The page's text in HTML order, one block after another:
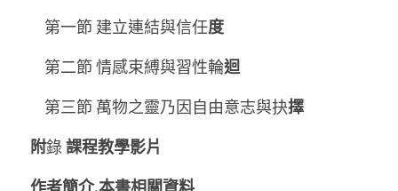
    第一節 建立連結與信任
度
第二節 情感束縛與習性輪迴
第三節 萬物之靈乃因自由意志與抉擇
附錄 課程教學影片
作者簡介.本書相關資料